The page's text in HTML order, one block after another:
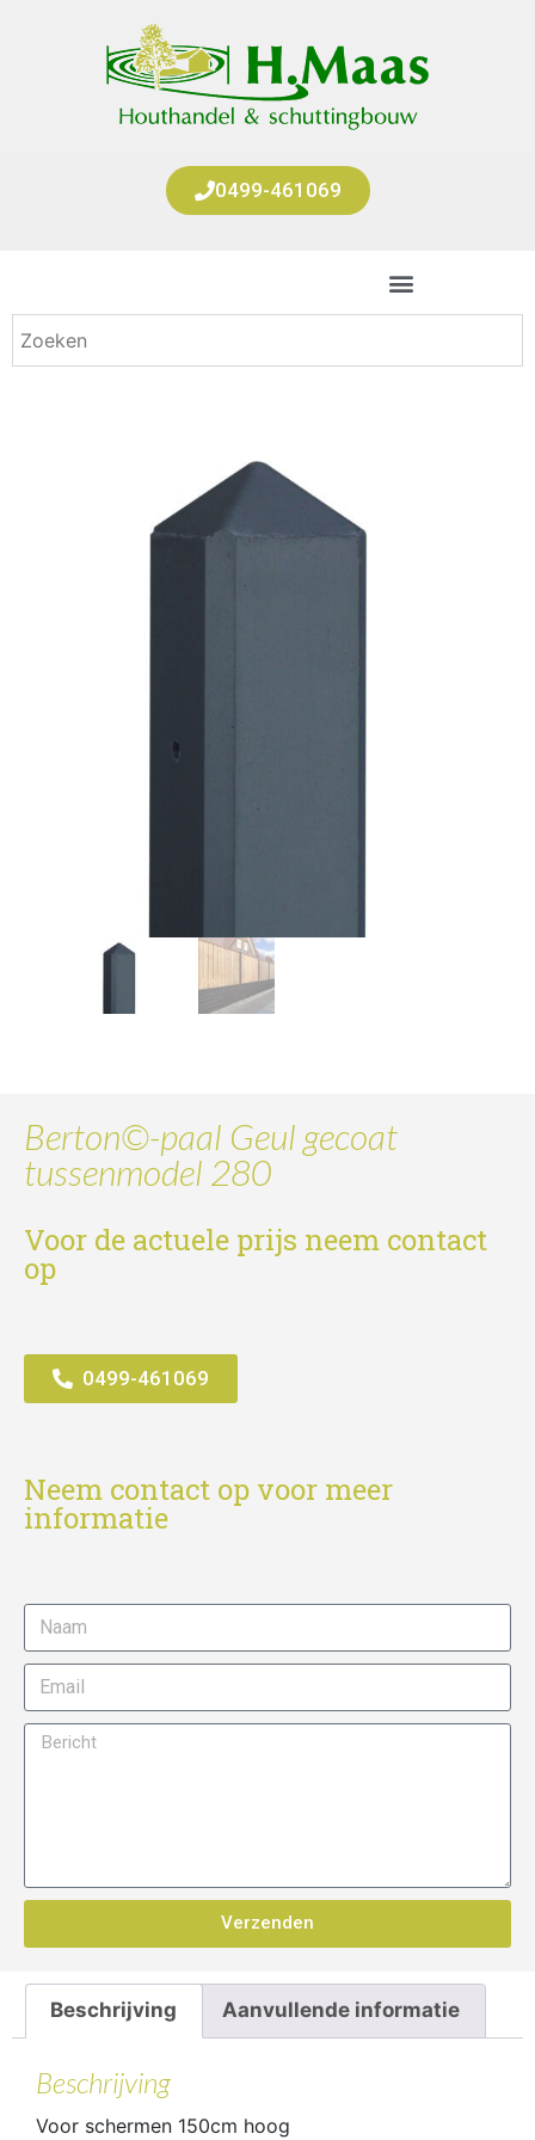
0499-461069
Berton©-paal Geul gecoat
tussenmodel 280
Voor de actuele prijs neem contact
op
0499-461069
Neem contact op voor meer
informatie
Verzenden
Beschrijving Aanvullende informatie
Beschrijving
Voor schermen 150cm hoog